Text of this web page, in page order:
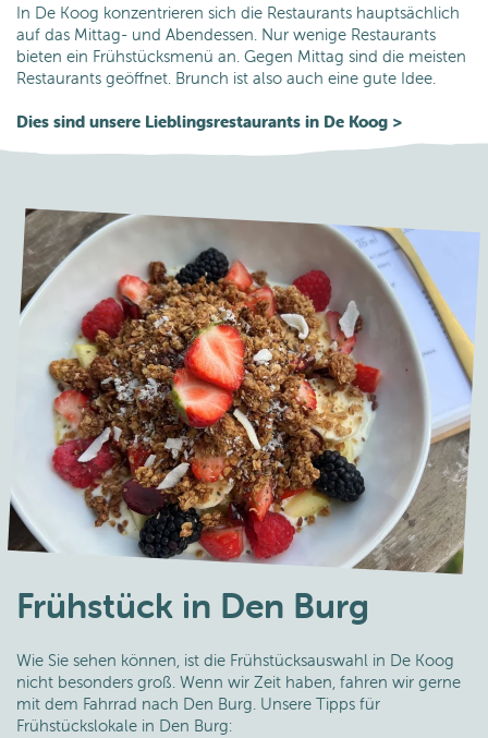
In De Koog konzentrieren sich die Restaurants hauptsächlich
auf das Mittag- und Abendessen. Nur wenige Restaurants
bieten ein Frühstücksmenü an. Gegen Mittag sind die meisten
Restaurants geöffnet. Brunch ist also auch eine gute Idee.
Dies sind unsere Lieblingsrestaurants in De Koog >
Frühstück in Den Burg
Wie Sie sehen können, ist die Frühstücksauswahl in De Koog
nicht besonders groß. Wenn wir Zeit haben, fahren wir gerne
mit dem Fahrrad nach Den Burg. Unsere Tipps für
Frühstückslokale in Den Burg: